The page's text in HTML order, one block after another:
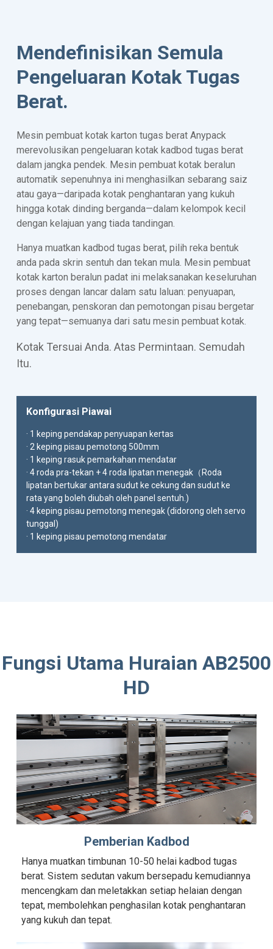
Mendefinisikan Semula
Pengeluaran Kotak Tugas
Berat.
Mesin pembuat kotak karton tugas berat Anypack
merevolusikan pengeluaran kotak kadbod tugas berat
dalam jangka pendek. Mesin pembuat kotak beralun
automatik sepenuhnya ini menghasilkan sebarang saiz
atau gaya—daripada kotak penghantaran yang kukuh
hingga kotak dinding berganda—dalam kelompok kecil
dengan kelajuan yang tiada tandingan.
Hanya muatkan kadbod tugas berat, pilih reka bentuk
anda pada skrin sentuh dan tekan mula. Mesin pembuat
kotak karton beralun padat ini melaksanakan keseluruhan
proses dengan lancar dalam satu laluan: penyuapan,
penebangan, penskoran dan pemotongan pisau bergetar
yang tepat—semuanya dari satu mesin pembuat kotak.
Kotak Tersuai Anda. Atas Permintaan. Semudah
Itu.
Konfigurasi Piawai
· 1 keping pendakap penyuapan kertas
· 2 keping pisau pemotong 500mm
· 1 keping rasuk pemarkahan mendatar
· 4 roda pra-tekan + 4 roda lipatan menegak（Roda
lipatan bertukar antara sudut ke cekung dan sudut ke
rata yang boleh diubah oleh panel sentuh.)
· 4 keping pisau pemotong menegak (didorong oleh servo
tunggal)
· 1 keping pisau pemotong mendatar
Fungsi Utama Huraian AB2500
HD
Pemberian Kadbod
Hanya muatkan timbunan 10-50 helai kadbod tugas
berat. Sistem sedutan vakum bersepadu kemudiannya
mencengkam dan meletakkan setiap helaian dengan
tepat, membolehkan penghasilan kotak penghantaran
yang kukuh dan tepat.